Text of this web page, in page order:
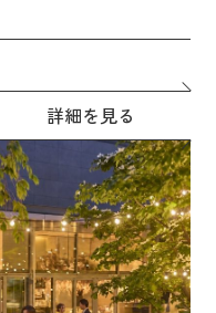
詳細を見る